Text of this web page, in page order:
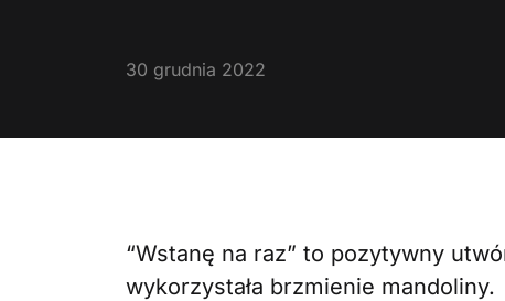
30 grudnia 2022
“Wstanę na raz” to pozytywny
wykorzystała brzmienie